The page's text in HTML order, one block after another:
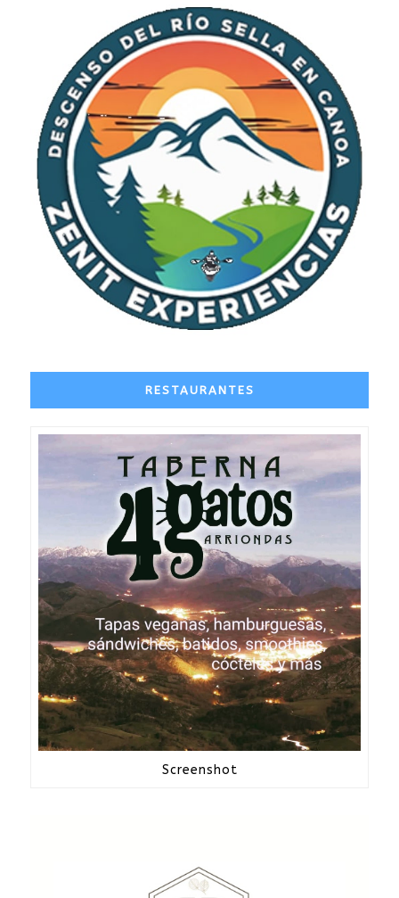
RESTAURANTES
Screenshot